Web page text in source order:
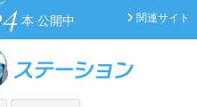
関連サイト
本 公開中